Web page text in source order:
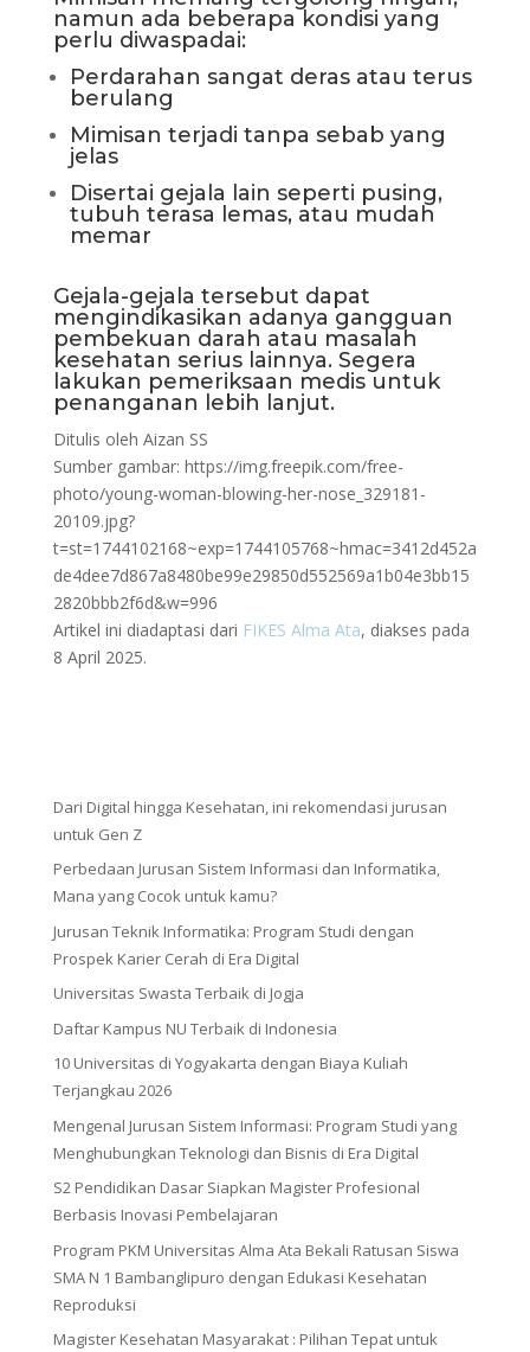
namun ada beberapa kondisi yang
perlu diwaspadai:
Perdarahan sangat deras atau terus
berulang
Mimisan terjadi tanpa sebab yang
jelas
Disertai gejala lain seperti pusing,
tubuh terasa lemas, atau mudah
memar
Gejala-gejala tersebut dapat
mengindikasikan adanya gangguan
pembekuan darah atau masalah
kesehatan serius lainnya. Segera
lakukan pemeriksaan medis untuk
penanganan lebih lanjut.
Ditulis oleh Aizan SS
Sumber gambar: https://img.freepik.com/free-
photo/young-woman-blowing-her-nose_329181-
20109.jpg?
t=st=1744102168~exp=1744105768~hmac=3412d452a
de4dee7d867a8480be99e29850d552569a1b04e3bb15
2820bbb2f6d&w=996
Artikel ini diadaptasi dari FIKES Alma Ata, diakses pada
8 April 2025.
Dari Digital hingga Kesehatan, ini rekomendasi jurusan
untuk Gen Z
Perbedaan Jurusan Sistem Informasi dan Informatika,
Mana yang Cocok untuk kamu?
Jurusan Teknik Informatika: Program Studi dengan
Prospek Karier Cerah di Era Digital
Universitas Swasta Terbaik di Jogja
Daftar Kampus NU Terbaik di Indonesia
10 Universitas di Yogyakarta dengan Biaya Kuliah
Terjangkau 2026
Mengenal Jurusan Sistem Informasi: Program Studi yang
Menghubungkan Teknologi dan Bisnis di Era Digital
S2 Pendidikan Dasar Siapkan Magister Profesional
Berbasis Inovasi Pembelajaran
Program PKM Universitas Alma Ata Bekali Ratusan Siswa
SMA N 1 Bambanglipuro dengan Edukasi Kesehatan
Reproduksi
Magister Kesehatan Masyarakat : Pilihan Tepat untuk